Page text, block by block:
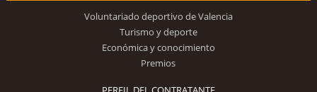
Voluntariado deportivo de Valencia
Turismo y deporte
Económica y conocimiento
Premios